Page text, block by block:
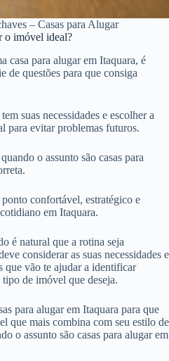
– Casas para Alugar
o imóvel ideal?
casa para alugar em Itaquara, é
de questões para que consiga
suas necessidades e escolher a
para evitar problemas futuros.
o assunto são casas para
confortável, estratégico e
em Itaquara.
é natural que a rotina seja
considerar as suas necessidades e
que vão te ajudar a identificar
de imóvel que deseja.
para alugar em Itaquara para que
que mais combina com seu estilo de
o assunto são casas para alugar em